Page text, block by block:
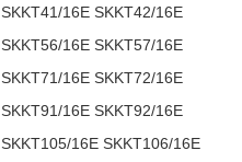
SKKT41/16E SKKT42/16E
SKKT56/16E SKKT57/16E
SKKT71/16E SKKT72/16E
SKKT91/16E SKKT92/16E
SKKT105/16E SKKT106/16E